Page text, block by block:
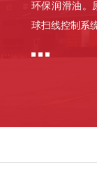
环保润滑油。
球扫线控制系